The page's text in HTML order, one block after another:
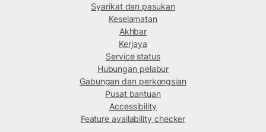
Syarikat dan pasukan
Keselamatan
Akhbar
Kerjaya
Service status
Hubungan pelabur
Gabungan dan perkongsian
Pusat bantuan
Accessibility
Feature availability checker